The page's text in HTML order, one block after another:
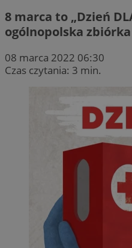
8 marca to „Dzień
ogólnopolska zbiórka
08 marca 2022 06:30
Czas czytania: 3 min.